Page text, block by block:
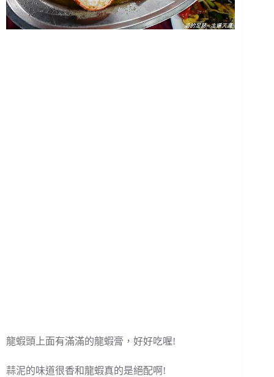
龍蝦頭上面有滿滿的龍蝦膏，好好吃喔!
蒜泥的味道很香和龍蝦真的是絕配啊!